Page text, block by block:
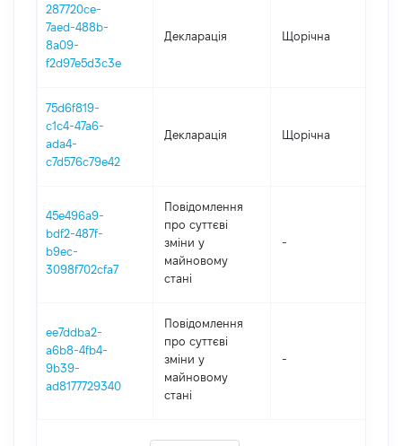
287720ce-
7aed-488b-
8a09-
f2d97e5d3c3e
Декларація Щорічна
75d6f819-
c1c4-47a6-
ada4-
c7d576c79e42
Декларація Щорічна
45e496a9-
bdf2-487f-
b9ec-
3098f702cfa7
Повідомлення
про суттєві
зміни y
майновому
стані
-
ee7ddba2-
a6b8-4fb4-
9b39-
ad8177729340
Повідомлення
про суттєві
зміни y
майновому
стані
-